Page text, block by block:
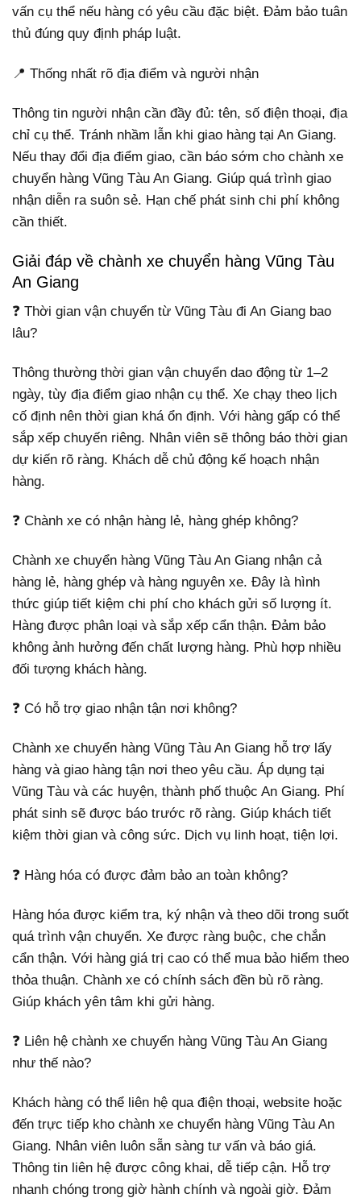
vấn cụ thể nếu hàng có yêu cầu đặc biệt. Đảm bảo tuân
thủ đúng quy định pháp luật.
📍 Thống nhất rõ địa điểm và người nhận
Thông tin người nhận cần đầy đủ: tên, số điện thoại, địa
chỉ cụ thể. Tránh nhầm lẫn khi giao hàng tại An Giang.
Nếu thay đổi địa điểm giao, cần báo sớm cho chành xe
chuyển hàng Vũng Tàu An Giang. Giúp quá trình giao
nhận diễn ra suôn sẻ. Hạn chế phát sinh chi phí không
cần thiết.
Giải đáp về chành xe chuyển hàng Vũng Tàu
An Giang
❓ Thời gian vận chuyển từ Vũng Tàu đi An Giang bao
lâu?
Thông thường thời gian vận chuyển dao động từ 1–2
ngày, tùy địa điểm giao nhận cụ thể. Xe chạy theo lịch
cố định nên thời gian khá ổn định. Với hàng gấp có thể
sắp xếp chuyến riêng. Nhân viên sẽ thông báo thời gian
dự kiến rõ ràng. Khách dễ chủ động kế hoạch nhận
hàng.
❓ Chành xe có nhận hàng lẻ, hàng ghép không?
Chành xe chuyển hàng Vũng Tàu An Giang nhận cả
hàng lẻ, hàng ghép và hàng nguyên xe. Đây là hình
thức giúp tiết kiệm chi phí cho khách gửi số lượng ít.
Hàng được phân loại và sắp xếp cẩn thận. Đảm bảo
không ảnh hưởng đến chất lượng hàng. Phù hợp nhiều
đối tượng khách hàng.
❓ Có hỗ trợ giao nhận tận nơi không?
Chành xe chuyển hàng Vũng Tàu An Giang hỗ trợ lấy
hàng và giao hàng tận nơi theo yêu cầu. Áp dụng tại
Vũng Tàu và các huyện, thành phố thuộc An Giang. Phí
phát sinh sẽ được báo trước rõ ràng. Giúp khách tiết
kiệm thời gian và công sức. Dịch vụ linh hoạt, tiện lợi.
❓ Hàng hóa có được đảm bảo an toàn không?
Hàng hóa được kiểm tra, ký nhận và theo dõi trong suốt
quá trình vận chuyển. Xe được ràng buộc, che chắn
cẩn thận. Với hàng giá trị cao có thể mua bảo hiểm theo
thỏa thuận. Chành xe có chính sách đền bù rõ ràng.
Giúp khách yên tâm khi gửi hàng.
❓ Liên hệ chành xe chuyển hàng Vũng Tàu An Giang
như thế nào?
Khách hàng có thể liên hệ qua điện thoại, website hoặc
đến trực tiếp kho chành xe chuyển hàng Vũng Tàu An
Giang. Nhân viên luôn sẵn sàng tư vấn và báo giá.
Thông tin liên hệ được công khai, dễ tiếp cận. Hỗ trợ
nhanh chóng trong giờ hành chính và ngoài giờ. Đảm